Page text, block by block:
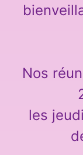
Nos
les